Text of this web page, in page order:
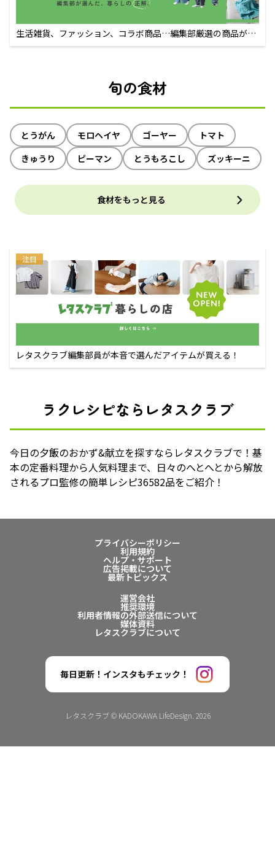
生活雑貨、ファッション、コラボ商品…編集部厳選の商品が買
えるECサイト
旬の食材
とうがん モロヘイヤ ゴーヤー
トマト
きゅうり
ピーマン とうもろこし ズッキーニ
食材をもっと見る
注目
レタスクラブ編集部員が本音で選んだアイテムが買える！
ラクレシピならレタスクラブ
今日の夕飯のおかず&献立を探すならレタスクラブで！基
本の定番料理から人気料理まで、日々のへとへとから解放
されるプロ監修の簡単レシピ36582品をご紹介！
プライバシーポリシー
利用規約
ヘルプ・サポート
広告掲載について
最新トピックス
運営会社
推奨環境
利用者情報の外部送信について
媒体資料
レタスクラブについて
毎日更新！インスタもチェック！
レタスクラブ © KADOKAWA LifeDesign. 2026